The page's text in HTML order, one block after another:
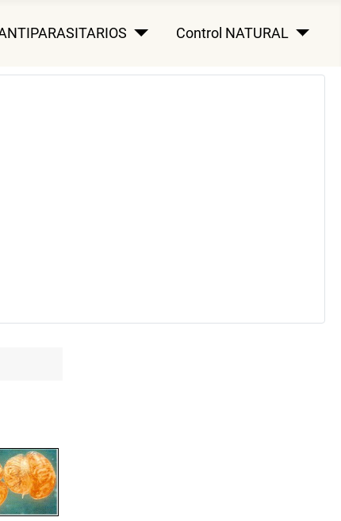
Control NATURAL